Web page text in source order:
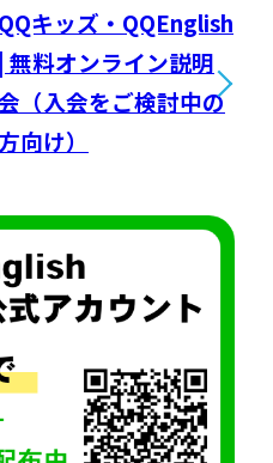
QQキッズ・QQEnglish
| 無料オンライン説明
（入会をご検討中の
向け）